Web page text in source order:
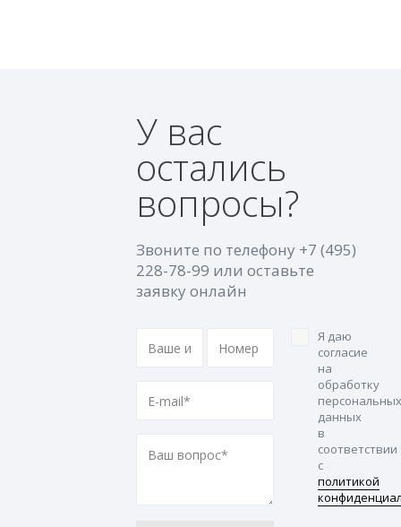
У вас
остались
вопросы?
Звоните по телефону +7 (495)
228-78-99 или оставьте
заявку онлайн
Я даю
согласие
на
обработку
персональных
данных
в
соответствии
с
политикой